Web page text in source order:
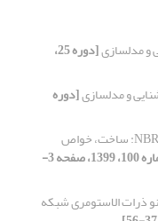
و مدلسازی [دوره 25،
و مدلسازی[دوره
نانوکامپوزیت‌های آلیاژ NBR/PVC: ساخت، خواص
[دوره 25، شماره 100، 1399، صفحه 3-
ذرات الاستومری شبکه